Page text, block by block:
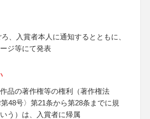
、入賞者本人に通知するとともに、
ジ等にて発表
品の著作権等の権利（著作権法
第48号〉第21条から第28条までに規
う）は、入賞者に帰属